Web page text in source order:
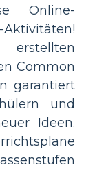
Online-
Common
garantiert
und
Ideen.